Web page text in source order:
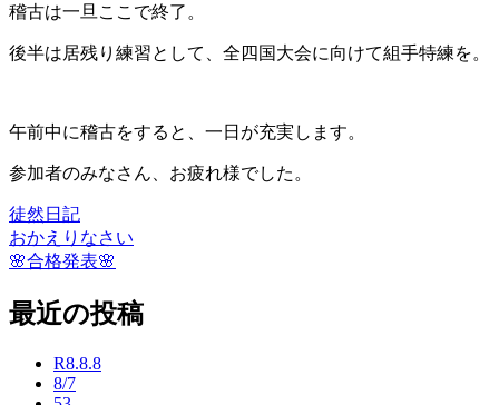
稽古は一旦ここで終了。
後半は居残り練習として、全四国大会に向けて組手特練を。
午前中に稽古をすると、一日が充実します。
参加者のみなさん、お疲れ様でした。
徒然日記
投
稿
ナ
おかえりなさい
🌸合格発表🌸
最近の投稿
R8.8.8
8/7